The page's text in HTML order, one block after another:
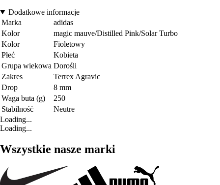
Dodatkowe informacje
Marka
adidas
Kolor
magic mauve/Distilled Pink/Solar Turbo
Kolor
Fioletowy
Płeć
Kobieta
Grupa wiekowa Dorośli
Zakres
Terrex Agravic
Drop
8 mm
Waga buta (g)
250
Stabilność
Neutre
Loading...
Loading...
Wszystkie nasze marki